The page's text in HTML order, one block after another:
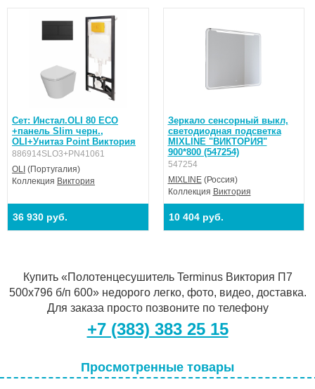
Сет: Инстал.OLI 80 ECO
+панель Slim черн.,
OLI+Унитаз Point Виктория
886914SLO3+PN41061
OLI (Португалия)
Коллекция Виктория
36 930 руб.
Зеркало сенсорный выкл,
светодиодная подсветка
MIXLINE "ВИКТОРИЯ"
900*800 (547254)
547254
MIXLINE(Россия)
Коллекция Виктория
10 404 руб.
Купить «Полотенцесушитель Terminus Виктория П7
500х796 б/п 600» недорого легко, фото, видео, доставка.
Для заказа просто позвоните по телефону
+7 (383) 383 25 15
Просмотренные товары